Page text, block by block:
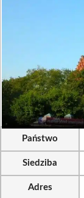
Państwo
Siedziba
Adres